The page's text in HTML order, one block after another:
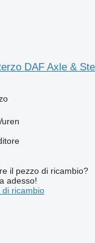
DAF Axle &
il pezzo di ricambio?
adesso!
ricambio